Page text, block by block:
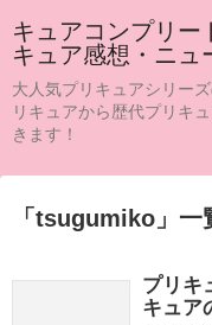
キュアコンプリー
キュア感想・ニュ
大人気プリキュアシリー
リキュアから歴代プリキ
きます！
「 tsugumiko 」 一
プリキ
キュア